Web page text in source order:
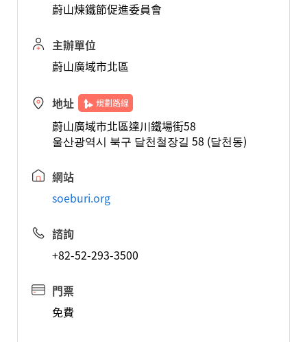
蔚山煉鐵節促進委員會
主辦單位
蔚山廣域市北區
地址 規劃路線
蔚山廣域市北區達川鐵場街58
울산광역시 북구 달천철장길 58 (달천동)
網站
soeburi.org
諮詢
+82-52-293-3500
門票
免費